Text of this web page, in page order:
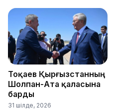
Тоқаев Қырғызстанның
Шолпан-Ата қаласына
барды
31 шілде, 2026